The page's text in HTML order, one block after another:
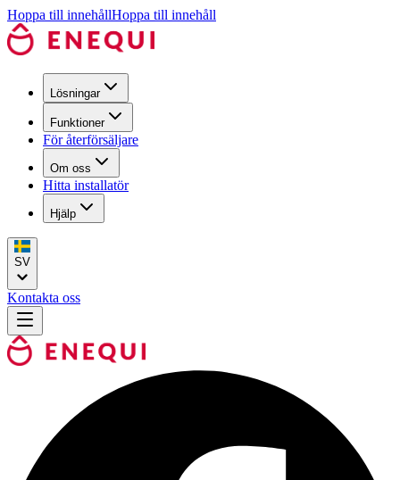
Hoppa till innehållHoppa till innehåll
Lösningar
Funktioner
För återförsäljare
Om oss
Hitta installatör
Hjälp
SV
Kontakta oss